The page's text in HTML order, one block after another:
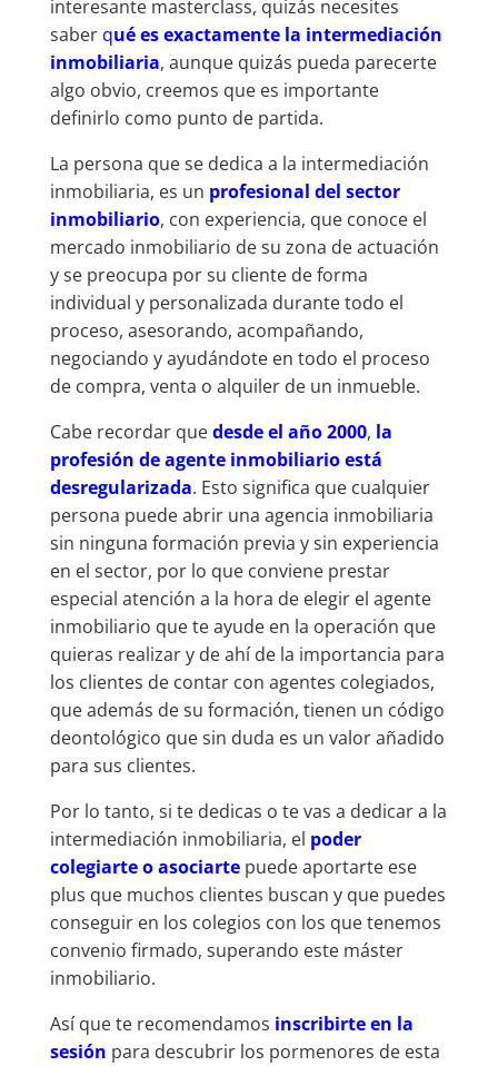
interesante masterclass, quizás necesites
saberqué es exactamente la intermediación
inmobiliaria, aunque quizás pueda parecerte
algo obvio, creemos que es importante
definirlo como punto de partida.
La persona que se dedica a la intermediación
inmobiliaria, es un profesional del sector
inmobiliario, con experiencia, que conoce el
mercado inmobiliario de su zona de actuación
y se preocupa por su cliente de forma
individual y personalizada durante todo el
proceso, asesorando, acompañando,
negociando y ayudándote en todo el proceso
de compra, venta o alquiler de un inmueble.
Cabe recordar quedesde el año 2000, la
profesión de agente inmobiliario está
desregularizada. Esto significa que cualquier
persona puede abrir una agencia inmobiliaria
sin ninguna formación previa y sin experiencia
en el sector, por lo que conviene prestar
especial atención a la hora de elegir el agente
inmobiliario que te ayude en la operación que
quieras realizar y de ahí de la importancia para
los clientes de contar con agentes colegiados,
que además de su formación, tienen un código
deontológico que sin duda es un valor añadido
para sus clientes.
Por lo tanto, si te dedicas o te vas a dedicar a la
intermediación inmobiliaria, el poder
colegiarte o asociartepuede aportarte ese
plus que muchos clientes buscan y que puedes
conseguir en los colegios con los que tenemos
convenio firmado, superando este máster
inmobiliario.
Así que te recomendamos inscribirte en la
sesión para descubrir los pormenores de esta